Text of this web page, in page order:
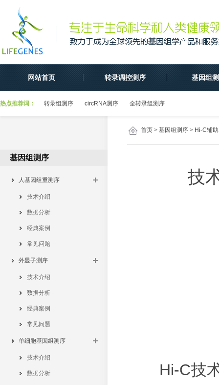
网站首页 转录调控测序 基因组
热点推荐词： 转录组测序 circRNA测序 全转录组测序
首页 > 基因组测序 > Hi-C辅
基因组测序
人基因组重测序
技术介绍
数据分析
经典案例
常见问题
外显子测序
技术介绍
数据分析
经典案例
常见问题
单细胞基因组测序
技术介绍
数据分析
技
Hi-C技术